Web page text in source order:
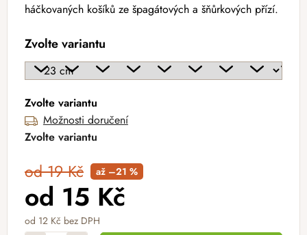
háčkovaných košíků ze špagátových a šňůrkových přízí.
Zvolte variantu
Zvolte variantu
Možnosti doručení
Zvolte variantu
od 19 Kč až –21 %
od 15 Kč
od 12 Kč bez DPH